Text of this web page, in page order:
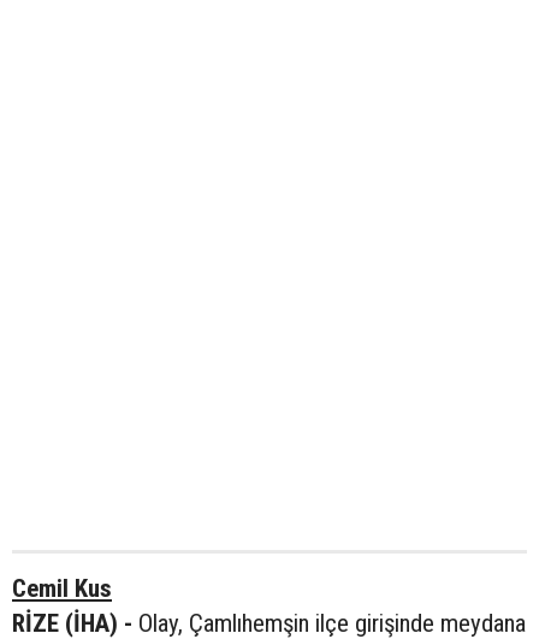
Cemil Kus
RİZE (İHA) - Olay, Çamlıhemşin ilçe girişinde meydana